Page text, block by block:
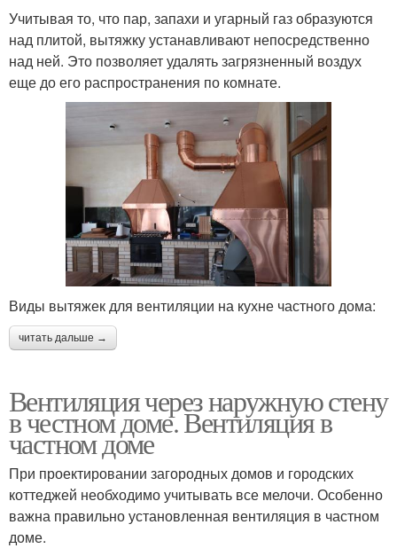
Учитывая то, что пар, запахи и угарный газ образуются
над плитой, вытяжку устанавливают непосредственно
над ней. Это позволяет удалять загрязненный воздух
еще до его распространения по комнате.
Виды вытяжек для вентиляции на кухне частного дома:
читать дальше →
Вентиляция через наружную стену
в честном доме. Вентиляция в
частном доме
При проектировании загородных домов и городских
коттеджей необходимо учитывать все мелочи. Особенно
важна правильно установленная вентиляция в частном
доме.